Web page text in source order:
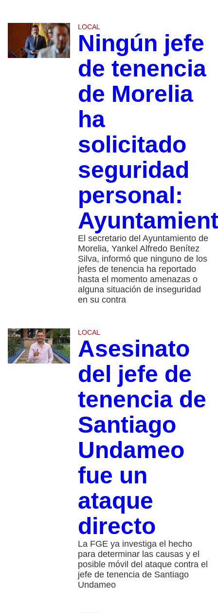
LOCAL
Ningún jefe
de tenencia
de Morelia
ha
solicitado
seguridad
personal:
El secretario del Ayuntamiento de
Morelia, Yankel Alfredo Benítez
Silva, informó que ninguno de los
jefes de tenencia ha reportado
hasta el momento amenazas o
alguna situación de inseguridad
en su contra
LOCAL
Asesinato
del jefe de
tenencia de
Santiago
Undameo
fue un
ataque
directo
La FGE ya investiga el hecho
para determinar las causas y el
posible móvil del ataque contra el
jefe de tenencia de Santiago
Undameo